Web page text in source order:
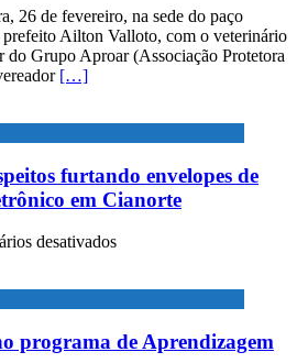
com
protetores
de
26 de fevereiro, na sede do paço
Ailton Valloto, com o veterinário
Grupo Aproar (Associação Protetora
[…]
furtando envelopes de
em Cianorte
desativadosem
envelopes
programa de Aprendizagem